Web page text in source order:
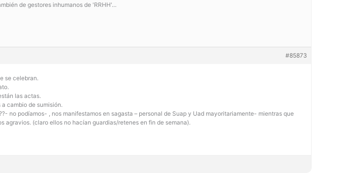
de gestores inhumanos de 'RRHH'…
#85873
se celebran.
las actas.
cambio de sumisión.
no podíamos- , nos manifestamos en sagasta – personal de Suap y Uad mayoritariamente- mientras que
agravios. (claro ellos no hacían guardias/retenes en fin de semana).